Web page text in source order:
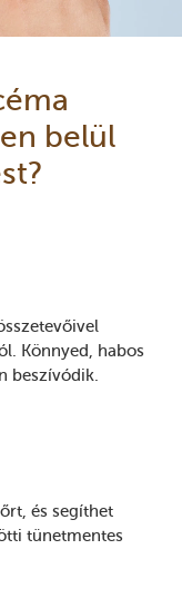
belül
Könnyed, habos
beszívódik.
és segíthet
tünetmentes